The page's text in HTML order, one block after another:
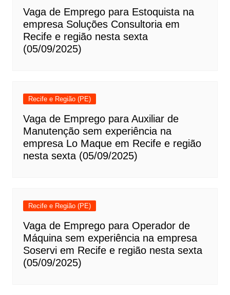
Vaga de Emprego para Estoquista na
empresa Soluções Consultoria em
Recife e região nesta sexta
(05/09/2025)
Recife e Região (PE)
Vaga de Emprego para Auxiliar de
Manutenção sem experiência na
empresa Lo Maque em Recife e região
nesta sexta (05/09/2025)
Recife e Região (PE)
Vaga de Emprego para Operador de
Máquina sem experiência na empresa
Soservi em Recife e região nesta sexta
(05/09/2025)